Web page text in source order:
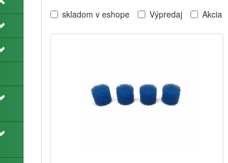
skladom v eshope Výpredaj Akcia